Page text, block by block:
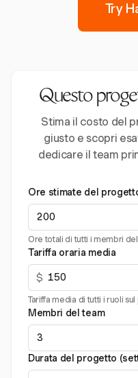
Try
Questo
Stima il costo del
giusto e scopri
dedicare il team
Ore stimate del
Ore totali di tutti i membri
Tariffa oraria media
$
Tariffa media di tutti i ruoli
Membri del team
Durata del progetto